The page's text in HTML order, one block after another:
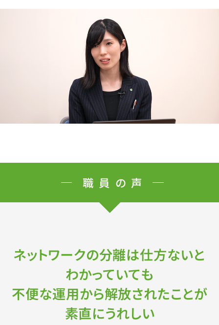
職員の声
ネットワークの分離は仕方ないと
わかっていても
不便な運用から解放されたことが
素直にうれしい